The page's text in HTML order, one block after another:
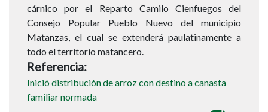
cárnico por el Reparto Camilo Cienfuegos del
Consejo Popular Pueblo Nuevo del municipio
Matanzas, el cual se extenderá paulatinamente a
todo el territorio matancero.
Referencia
Inició distribución de arroz con destino a canasta
familiar normada